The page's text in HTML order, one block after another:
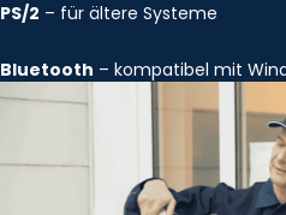
PS/2 – für ältere Systeme
Bluetooth – kompatibel mit